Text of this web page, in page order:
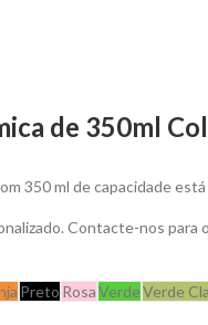
de 350ml
350 ml de capacidade
Contacte-nos
Preto RosaVerdeVerde